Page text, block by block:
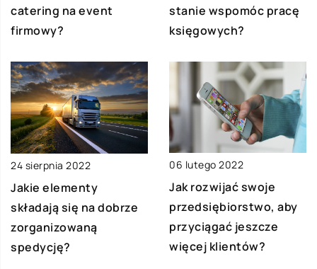
catering na event
firmowy?
stanie wspomóc pracę
księgowych?
24 sierpnia 2022
Jakie elementy
składają się na dobrze
zorganizowaną
spedycję?
06 lutego 2022
Jak rozwijać swoje
przedsiębiorstwo, aby
przyciągać jeszcze
więcej klientów?